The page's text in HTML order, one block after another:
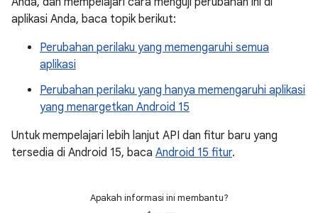
aplikasi Anda, baca topik berikut:
Perubahan perilaku yang memengaruhi semua
aplikasi
Perubahan perilaku yang hanya memengaruhi aplikasi
yang menargetkan Android 15
Untuk mempelajari lebih lanjut API dan fitur baru yang
tersedia di Android 15, baca Android 15 fitur.
Apakah informasi ini membantu?